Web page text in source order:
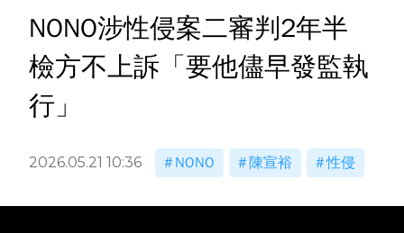
NONO涉性侵案二審判2年半
檢方不上訴「要他儘早發監執
行」
2026.05.21 10:36 NONO 陳宣裕 性侵